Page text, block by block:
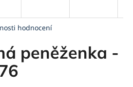
hodnocení
peněženka -